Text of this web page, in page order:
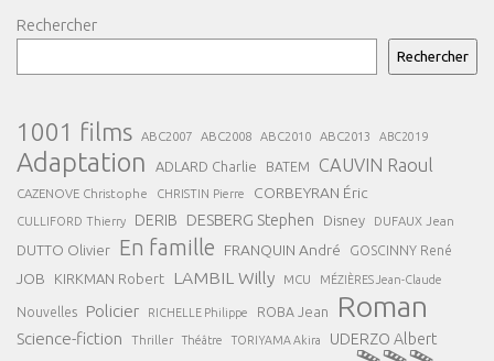
Rechercher
Rechercher
1001 films ABC2007 ABC2008 ABC2010 ABC2013 ABC2019
Adaptation ADLARD Charlie BATEM CAUVIN Raoul
CAZENOVE Christophe CHRISTIN Pierre CORBEYRAN Éric
CULLIFORD Thierry DERIB DESBERG Stephen Disney DUFAUX Jean
DUTTO Olivier En famille FRANQUIN André GOSCINNY René
JOB KIRKMAN Robert LAMBIL Willy MCU MÉZIÈRES Jean-Claude
Nouvelles Policier RICHELLE Philippe ROBA Jean Roman
Science-fiction Thriller Théâtre TORIYAMA Akira UDERZO Albert